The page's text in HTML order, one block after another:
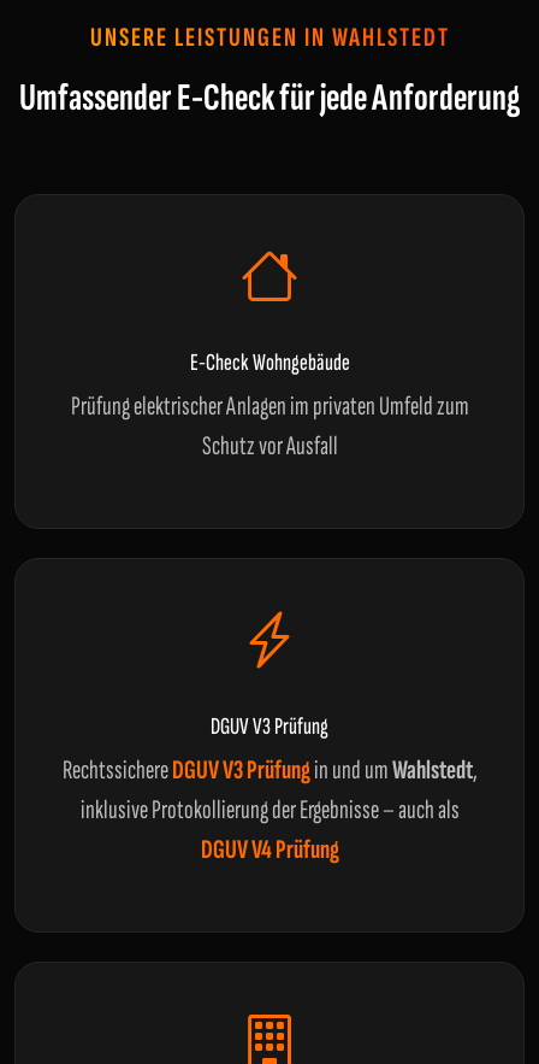
UNSERE LEISTUNGEN IN WAHLSTEDT
Umfassender E-Check für jede Anforderung
E-Check Wohngebäude
Prüfung elektrischer Anlagen im privaten Umfeld zum
Schutz vor Ausfall
DGUV V3 Prüfung
RechtssichereDGUV V3 Prüfungin und umWahlstedt,
inklusive Protokollierung der Ergebnisse – auch als
DGUV V4 Prüfung